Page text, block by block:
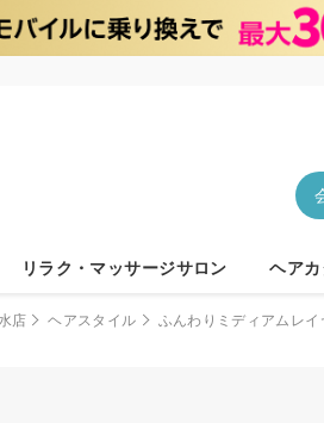
リラク・マッサージサロン ヘア
店 ヘアスタイル ふんわりミディアムレイ